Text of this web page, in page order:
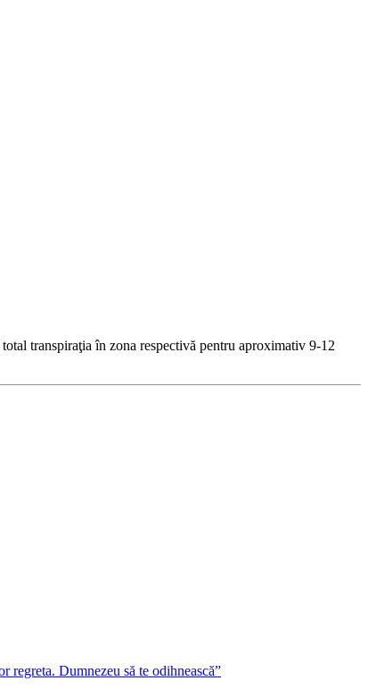
transpiraţia în zona respectivă pentru aproximativ 9-12
regreta. Dumnezeu să te odihnească”